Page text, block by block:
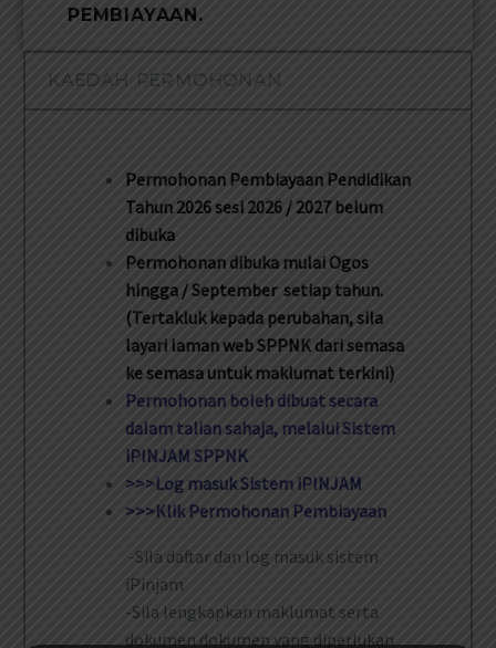
PEMBIAYAAN.
KAEDAH PERMOHONAN
Permohonan Pembiayaan Pendidikan
Tahun 2026 sesi 2026 / 2027 belum
dibuka
Permohonan dibuka mulai Ogos
hingga / September setiap tahun.
(Tertakluk kepada perubahan, sila
layari laman web SPPNK dari semasa
ke semasa untuk maklumat terkini)
Permohonan boleh dibuat secara
dalam talian sahaja, melalui Sistem
iPINJAM SPPNK
>>>Log masuk Sistem iPINJAM
>>>Klik Permohonan Pembiayaan
-Sila daftar dan log masuk sistem
iPinjam
-Sila lengkapkan maklumat serta
dokumen dokumen yang diperlukan